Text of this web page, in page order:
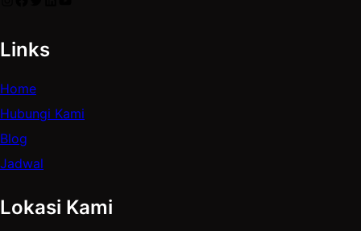
Links
Home
Hubungi Kami
Blog
Jadwal
Lokasi Kami